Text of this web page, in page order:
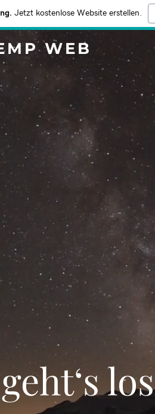
Jetzt kostenlose Website erstellen.
WEB
los